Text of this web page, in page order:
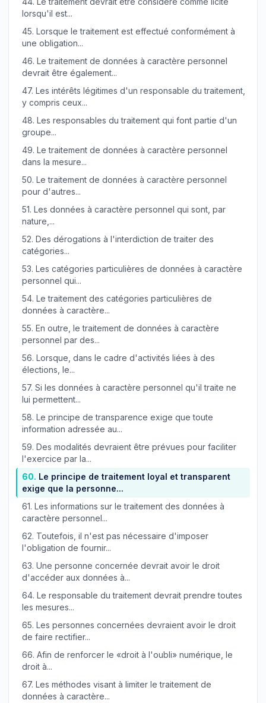
lorsqu'il est...
45. Lorsque le traitement est effectué conformément à
une obligation...
46. Le traitement de données à caractère personnel
devrait être également...
47. Les intérêts légitimes d'un responsable du traitement,
y compris ceux...
48. Les responsables du traitement qui font partie d'un
groupe...
49. Le traitement de données à caractère personnel
dans la mesure...
50. Le traitement de données à caractère personnel
pour d'autres...
51. Les données à caractère personnel qui sont, par
nature,...
52. Des dérogations à l'interdiction de traiter des
catégories...
53. Les catégories particulières de données à caractère
personnel qui...
54. Le traitement des catégories particulières de
données à caractère...
55. En outre, le traitement de données à caractère
personnel par des...
56. Lorsque, dans le cadre d'activités liées à des
élections, le...
57. Si les données à caractère personnel qu'il traite ne
lui permettent...
58. Le principe de transparence exige que toute
information adressée au...
59. Des modalités devraient être prévues pour faciliter
l'exercice par la...
60. Le principe de traitement loyal et transparent
exige que la personne...
61. Les informations sur le traitement des données à
caractère personnel...
62. Toutefois, il n'est pas nécessaire d'imposer
l'obligation de fournir...
63. Une personne concernée devrait avoir le droit
d'accéder aux données à...
64. Le responsable du traitement devrait prendre toutes
les mesures...
65. Les personnes concernées devraient avoir le droit
de faire rectifier...
66. Afin de renforcer le «droit à l'oubli» numérique, le
droit à...
67. Les méthodes visant à limiter le traitement de
données à caractère...